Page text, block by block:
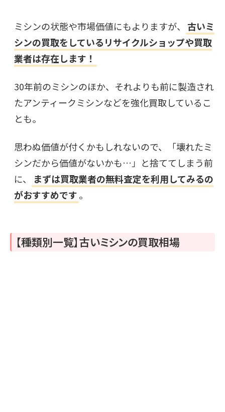
ミシンの状態や市場価値にもよりますが、
古いミ
シンの買取をしているリサイクルショップや買取
業者は存在します！
30年前のミシンのほか、それよりも前に製造され
たアンティークミシンなどを強化買取しているこ
とも。
思わぬ価値が付くかもしれないので、「壊れたミ
シンだから価値がないかも…」と捨ててしまう前
に、
まずは買取業者の無料査定を利用してみるの
がおすすめです。
【種類別一覧】古いミシンの買取相場